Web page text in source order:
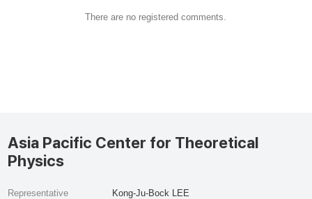
There are no registered comments.
Asia Pacific Center for Theoretical
Physics
Representative
Kong-Ju-Bock LEE